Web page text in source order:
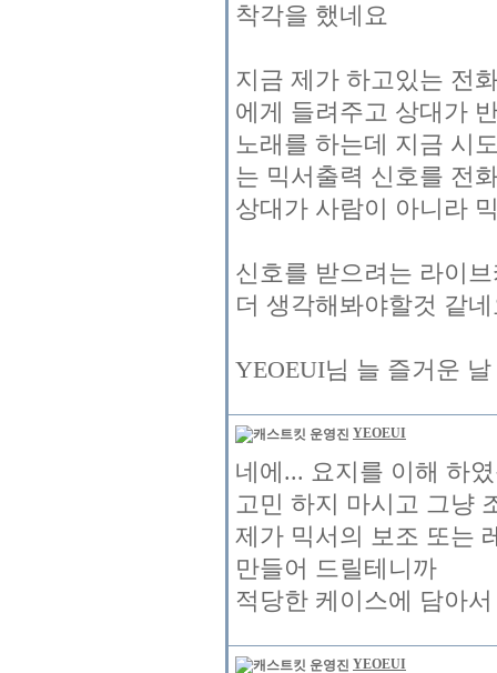
착각을 했네요
지금 제가 하고있는 전
에게 들려주고 상대가
노래를 하는데 지금 시
는 믹서출력 신호를 전
상대가 사람이 아니라
신호를 받으려는 라이
더 생각해봐야할것 같
YEOEUI님 늘 즐거운
YEOEUI
네에... 요지를 이해 하
고민 하지 마시고 그냥
제가 믹서의 보조 또는
만들어 드릴테니까
적당한 케이스에 담아
YEOEUI